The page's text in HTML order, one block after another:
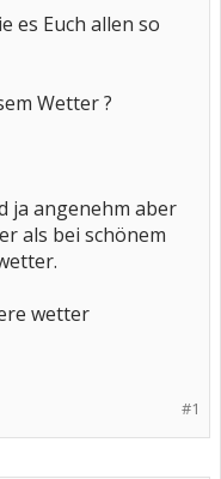
es Euch allen so
Wetter ?
ja angenehm aber
als bei schönem
wetter
#1